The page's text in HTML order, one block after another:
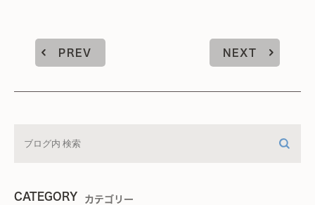
PREV NEXT
CATEGORY カテゴリー